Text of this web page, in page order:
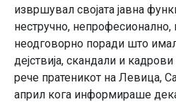
извршувал својата јавна
нестручно, непрофесионално,
неодговорно поради што
дејствија, скандали и
рече пратеникот на Левица,
април кога информираше